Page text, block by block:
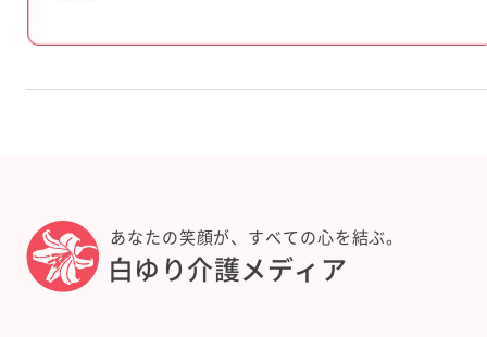
あなたの笑顔が、すべての心を結ぶ。
白ゆり介護メディア